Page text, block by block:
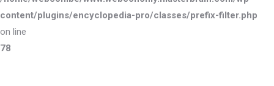
content/plugins/encyclopedia-pro/classes/prefix-filter.php
on line
78